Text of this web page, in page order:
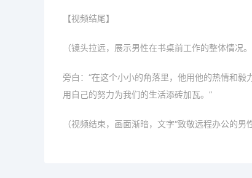
【视频结尾】
（镜头拉远，展示男性在书桌前工作的整体情况。
旁白：“在这个小小的角落里，他用他的热情和
用自己的努力为我们的生活添砖加瓦。”
（视频结束，画面渐暗，文字“致敬远程办公的男